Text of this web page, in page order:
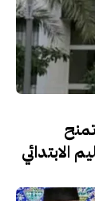
الابتدائي